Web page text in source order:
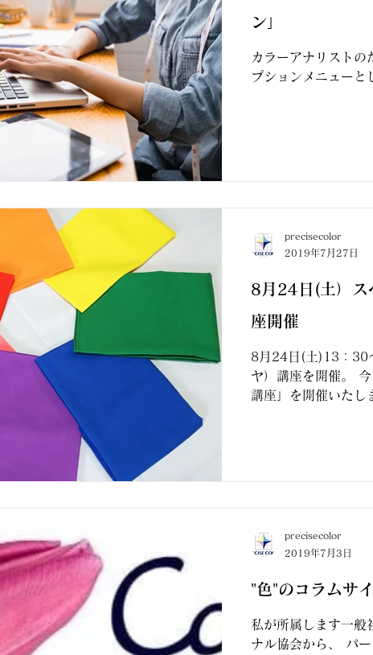
ン」
カラーアナリストの
プションメニューと
8月24日(土）ス
座開催
8月24日(土)13：30
ヤ）講座を開催。
講座」を開催いたし
precisecolor
2019年7月27日
"色"のコラムサ
私が所属します一般
ナル協会から、 パ
precisecolor
2019年7月3日